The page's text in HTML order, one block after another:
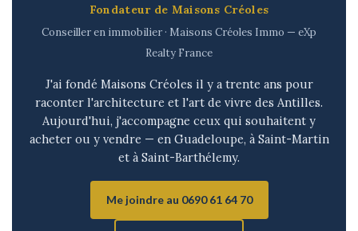
Fondateur de Maisons Créoles
Conseiller en immobilier · Maisons Créoles Immo — eXp
Realty France
J'ai fondé Maisons Créoles il y a trente ans pour
raconter l'architecture et l'art de vivre des Antilles.
Aujourd'hui, j'accompagne ceux qui souhaitent y
acheter ou y vendre — en Guadeloupe, à Saint-Martin
et à Saint-Barthélemy.
Me joindre au 0690 61 64 70